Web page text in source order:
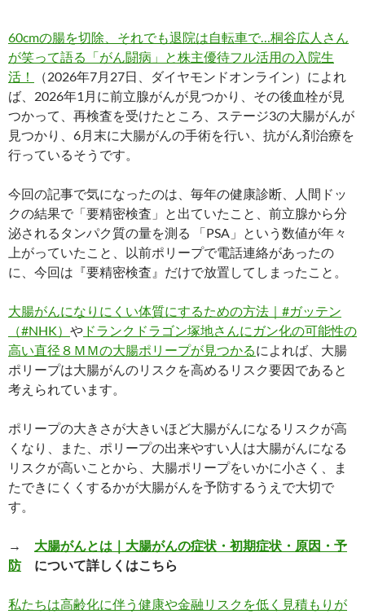
60cmの腸を切除、それでも退院は自転車で…桐谷広人さん
が笑って語る「がん闘病」と株主優待フル活用の入院生
活！
（2026年7月27日、ダイヤモンドオンライン）によれ
ば、2026年1月に前立腺がんが見つかり、その後血栓が見
つかって、再検査を受けたところ、ステージ3の大腸がんが
見つかり、6月末に大腸がんの手術を行い、抗がん剤治療を
行っているそうです。
今回の記事で気になったのは、毎年の健康診断、人間ドッ
クの結果で「要精密検査」と出ていたこと、前立腺から分
泌されるタンパク質の量を測る 「PSA」という数値が年々
上がっていたこと、以前ポリープで電話連絡があったの
に、今回は『要精密検査』だけで放置してしまったこと。
大腸がんになりにくい体質にするための方法｜#ガッテン
（#NHK） や ドランクドラゴン塚地さんにガン化の可能性の
高い直径８ＭＭの大腸ポリープが見つかるによれば、大腸
ポリープは大腸がんのリスクを高めるリスク要因であると
考えられています。
ポリープの大きさが大きいほど大腸がんになるリスクが高
くなり、また、ポリープの出来やすい人は大腸がんになる
リスクが高いことから、大腸ポリープをいかに小さく、ま
たできにくくするかが大腸がんを予防するうえで大切で
す。
→ 大腸がんとは｜大腸がんの症状・初期症状・原因・予
防について詳しくはこちら
私たちは高齢化に伴う健康や金融リスクを低く見積もりが